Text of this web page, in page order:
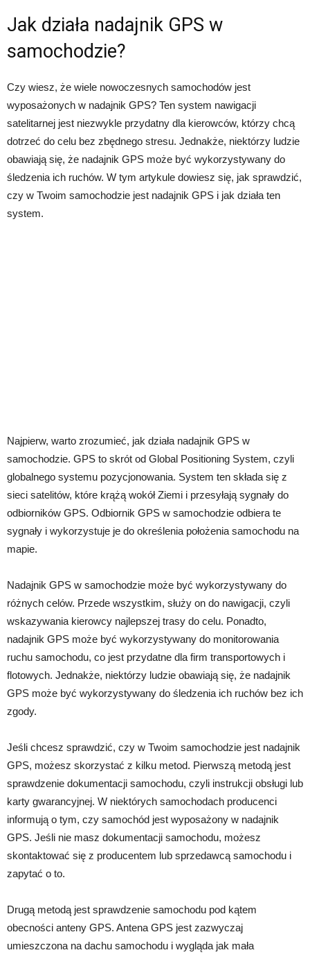
Jak działa nadajnik GPS w
samochodzie?
Czy wiesz, że wiele nowoczesnych samochodów jest
wyposażonych w nadajnik GPS? Ten system nawigacji
satelitarnej jest niezwykle przydatny dla kierowców, którzy chcą
dotrzeć do celu bez zbędnego stresu. Jednakże, niektórzy ludzie
obawiają się, że nadajnik GPS może być wykorzystywany do
śledzenia ich ruchów. W tym artykule dowiesz się, jak sprawdzić,
czy w Twoim samochodzie jest nadajnik GPS i jak działa ten
system.
Najpierw, warto zrozumieć, jak działa nadajnik GPS w
samochodzie. GPS to skrót od Global Positioning System, czyli
globalnego systemu pozycjonowania. System ten składa się z
sieci satelitów, które krążą wokół Ziemi i przesyłają sygnały do
odbiorników GPS. Odbiornik GPS w samochodzie odbiera te
sygnały i wykorzystuje je do określenia położenia samochodu na
mapie.
Nadajnik GPS w samochodzie może być wykorzystywany do
różnych celów. Przede wszystkim, służy on do nawigacji, czyli
wskazywania kierowcy najlepszej trasy do celu. Ponadto,
nadajnik GPS może być wykorzystywany do monitorowania
ruchu samochodu, co jest przydatne dla firm transportowych i
flotowych. Jednakże, niektórzy ludzie obawiają się, że nadajnik
GPS może być wykorzystywany do śledzenia ich ruchów bez ich
zgody.
Jeśli chcesz sprawdzić, czy w Twoim samochodzie jest nadajnik
GPS, możesz skorzystać z kilku metod. Pierwszą metodą jest
sprawdzenie dokumentacji samochodu, czyli instrukcji obsługi lub
karty gwarancyjnej. W niektórych samochodach producenci
informują o tym, czy samochód jest wyposażony w nadajnik
GPS. Jeśli nie masz dokumentacji samochodu, możesz
skontaktować się z producentem lub sprzedawcą samochodu i
zapytać o to.
Drugą metodą jest sprawdzenie samochodu pod kątem
obecności anteny GPS. Antena GPS jest zazwyczaj
umieszczona na dachu samochodu i wygląda jak mała